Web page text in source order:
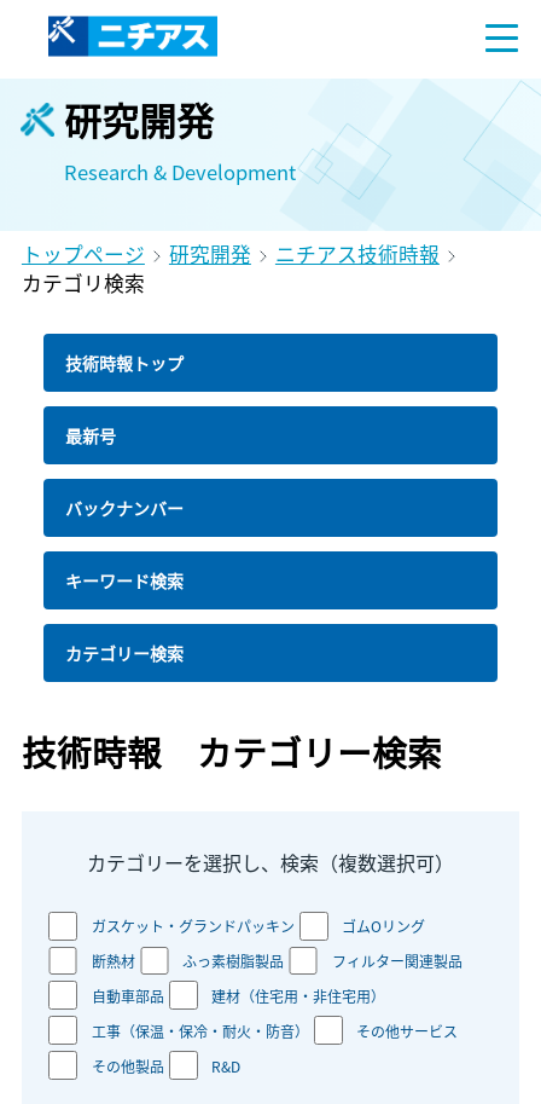
研究開発
Research & Development
トップページ 研究開発
ニチアス技術時報
カテゴリ検索
技術時報トップ
最新号
バックナンバー
キーワード検索
カテゴリー検索
技術時報 カテゴリー検索
カテゴリーを選択し、検索（複数選択可）
ガスケット・グランドパッキン
ゴムOリング
断熱材
ふっ素樹脂製品
フィルター関連製品
自動車部品
建材（住宅用・非住宅用）
工事（保温・保冷・耐火・防音）
その他サービス
その他製品
R&D